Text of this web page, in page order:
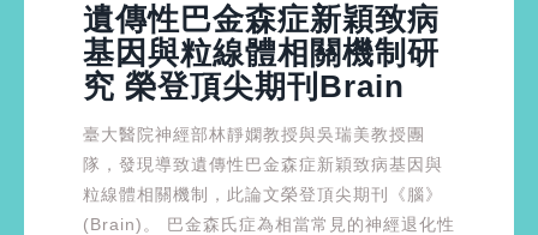
遺傳性巴金森症新穎致病
基因與粒線體相關機制研
究 榮登頂尖期刊Brain
臺大醫院神經部林靜嫻教授與吳瑞美教授團
隊，發現導致遺傳性巴金森症新穎致病基因與
粒線體相關機制，此論文榮登頂尖期刊《腦》
(Brain)。 巴金森氏症為相當常見的神經退化性